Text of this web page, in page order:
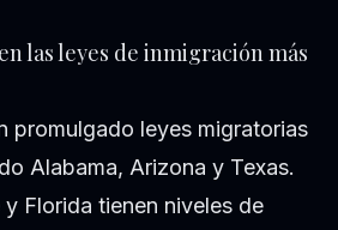
las leyes de inmigración más
promulgado leyes migratorias
Alabama, Arizona y Texas.
Florida tienen niveles de